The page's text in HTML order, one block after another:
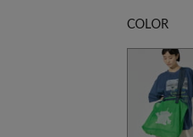
COLOR